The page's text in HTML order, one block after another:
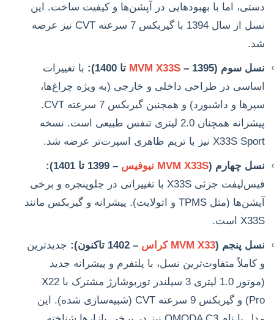
دستی، اما با بهبودهایی در آپشن‌ها و کیفیت ساخت. این
نسل از سال 1394 با گیربکس 7 سرعته CVT نیز عرضه
شد.
نسل سوم ( MVM X33S – 1395 تا 1400):
با تغییرات
اساسی در طراحی داخلی و خارجی (به ویژه چراغ‌ها،
سپرها و داشبورد) و همچنین گیربکس 7 سرعته CVT.
پیشرانه همچنان 2.0 لیتری تنفس طبیعی است. نسخه
X33S Sport نیز با تریم ظاهری اسپرت‌تر عرضه شد.
نسل چهارم (MVM X33S نیوفیس
– 1399 تا 1401):
فیس‌لیفت جزئی X33S با تغییراتی در جلوپنجره و برخی
آپشن‌ها (مثل TPMS و اتولایت). پیشرانه و گیربکس مانند
X33S است.
نسل پنجم (MVM X33 کراس – 1402 تاکنون):
جدیدترین
و کاملاً متفاوت‌ترین نسل، با پلتفرم و پیشرانه جدید
(موتور 1.0 لیتری 3 سیلندر توربوشارژ مشترک با X22
Pro) و گیربکس 9 سرعته CVT (شبیه‌سازی شده). این